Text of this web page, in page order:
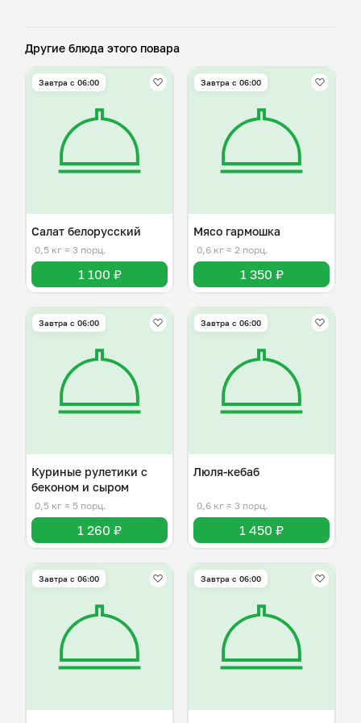
Другие блюда этого повара
Завтра c 06:00
Салат белорусский
0,5 кг ≈ 3 порц.
1 100 ₽
Завтра c 06:00
Мясо гармошка
0,6 кг ≈ 2 порц.
1 350 ₽
Завтра c 06:00
Куриные рулетики с
беконом и сыром
0,5 кг ≈ 5 порц.
1 260 ₽
Завтра c 06:00
Люля-кебаб
0,6 кг ≈ 3 порц.
1 450 ₽
Завтра c 06:00 Завтра c 06:00